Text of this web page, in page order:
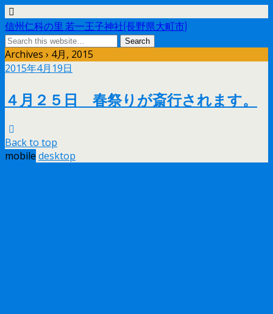
信州仁科の里 若一王子神社(長野県大町市)
Archives › 4月, 2015
2015年4月19日
４月２５日 春祭りが斎行されます。
Back to top
mobile desktop